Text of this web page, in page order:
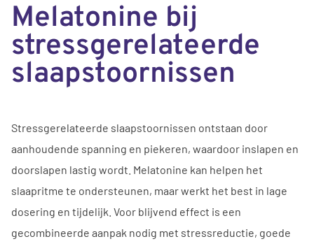
Melatonine bij
stressgerelateerde
slaapstoornissen
Stressgerelateerde slaapstoornissen ontstaan door
aanhoudende spanning en piekeren, waardoor inslapen en
doorslapen lastig wordt. Melatonine kan helpen het
slaapritme te ondersteunen, maar werkt het best in lage
dosering en tijdelijk. Voor blijvend effect is een
gecombineerde aanpak nodig met stressreductie, goede